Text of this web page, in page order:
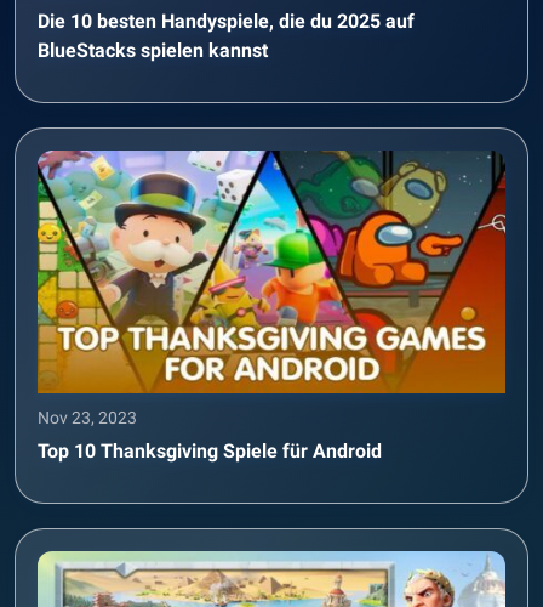
Die 10 besten Handyspiele, die du 2025 auf
BlueStacks spielen kannst
Nov 23, 2023
Top 10 Thanksgiving Spiele für Android